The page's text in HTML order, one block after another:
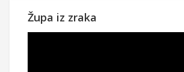
Župa iz zraka